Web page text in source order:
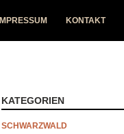
IMPRESSUM KONTAKT
KATEGORIEN
SCHWARZWALD